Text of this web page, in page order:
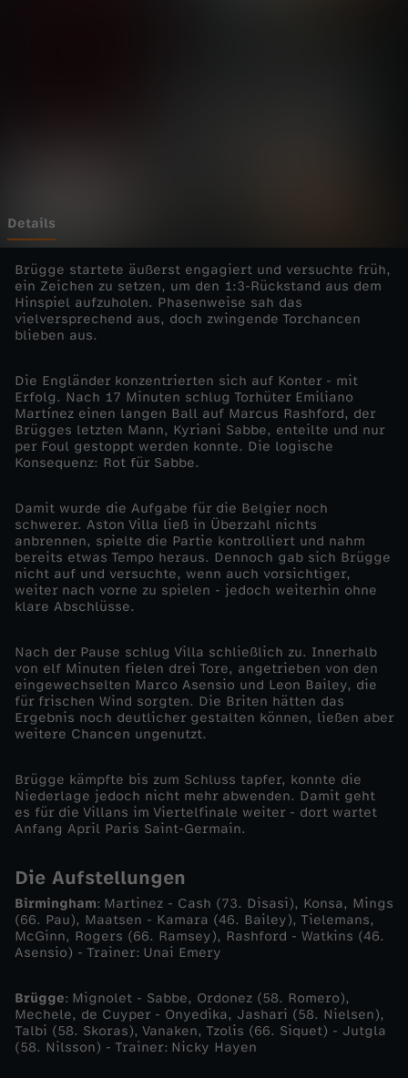
g
u
e
2
0
4
/
2
5
-
s
t
o
n
i
l
Details
Brügge startete äußerst engagiert und versuchte früh,
ein Zeichen zu setzen, um den 1:3-Rückstand aus dem
Hinspiel aufzuholen. Phasenweise sah das
vielversprechend aus, doch zwingende Torchancen
blieben aus.
Die Engländer konzentrierten sich auf Konter - mit
Erfolg. Nach 17 Minuten schlug Torhüter Emiliano
Martínez einen langen Ball auf Marcus Rashford, der
Brügges letzten Mann, Kyriani Sabbe, enteilte und nur
per Foul gestoppt werden konnte. Die logische
Konsequenz: Rot für Sabbe.
Damit wurde die Aufgabe für die Belgier noch
schwerer. Aston Villa ließ in Überzahl nichts
anbrennen, spielte die Partie kontrolliert und nahm
bereits etwas Tempo heraus. Dennoch gab sich Brügge
nicht auf und versuchte, wenn auch vorsichtiger,
weiter nach vorne zu spielen - jedoch weiterhin ohne
klare Abschlüsse.
Nach der Pause schlug Villa schließlich zu. Innerhalb
von elf Minuten fielen drei Tore, angetrieben von den
eingewechselten Marco Asensio und Leon Bailey, die
für frischen Wind sorgten. Die Briten hätten das
Ergebnis noch deutlicher gestalten können, ließen aber
weitere Chancen ungenutzt.
Brügge kämpfte bis zum Schluss tapfer, konnte die
Niederlage jedoch nicht mehr abwenden. Damit geht
es für die Villans im Viertelfinale weiter - dort wartet
Anfang April Paris Saint-Germain.
Die Aufstellungen
Birmingham: Martinez - Cash (73. Disasi), Konsa, Mings
(66. Pau), Maatsen - Kamara (46. Bailey), Tielemans,
McGinn, Rogers (66. Ramsey), Rashford - Watkins (46.
Asensio) - Trainer: Unai Emery
Brügge: Mignolet - Sabbe, Ordonez (58. Romero),
Mechele, de Cuyper - Onyedika, Jashari (58. Nielsen),
Talbi (58. Skoras), Vanaken, Tzolis (66. Siquet) - Jutgla
(58. Nilsson) - Trainer: Nicky Hayen